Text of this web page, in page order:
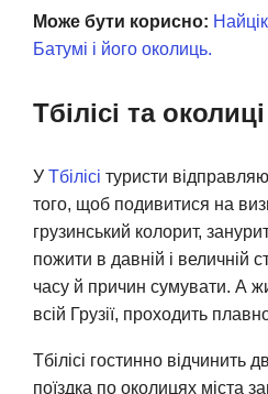
Може бути корисно:
Батумі і його околиць.
Тбілісі та околиці
У Тбілісі туристи
того, щоб подивитися на
грузинський колорит,
пожити в давній і величній
часу й причин сумувати. А
всій Грузії, проходить
Тбілісі гостинно відчинить
поїздка по околицях міста